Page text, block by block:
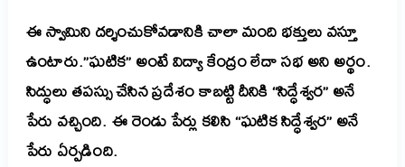
ఈ స్వామిని దర్శించుకోవడానికి చాలా మంది భక్తులు వస్తూ
ఉంటారు.”ఘటిక” అంటే విద్యా కేంద్రం లేదా సభ అని అర్థం.
సిద్ధులు తపస్సు చేసిన ప్రదేశం కాబట్టి దీనికి “సిద్ధేశ్వర” అనే
పేరు వచ్చింది. ఈ రెండు పేర్లు కలిసి “ఘటిక సిద్ధేశ్వర” అనే
పేరు ఏర్పడింది.